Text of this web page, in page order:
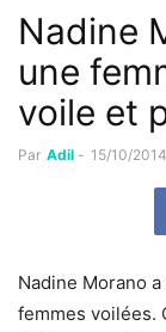
Nadine
une
voile et
Par Adil - 15/10/2014
Nadine Morano
femmes voilées.